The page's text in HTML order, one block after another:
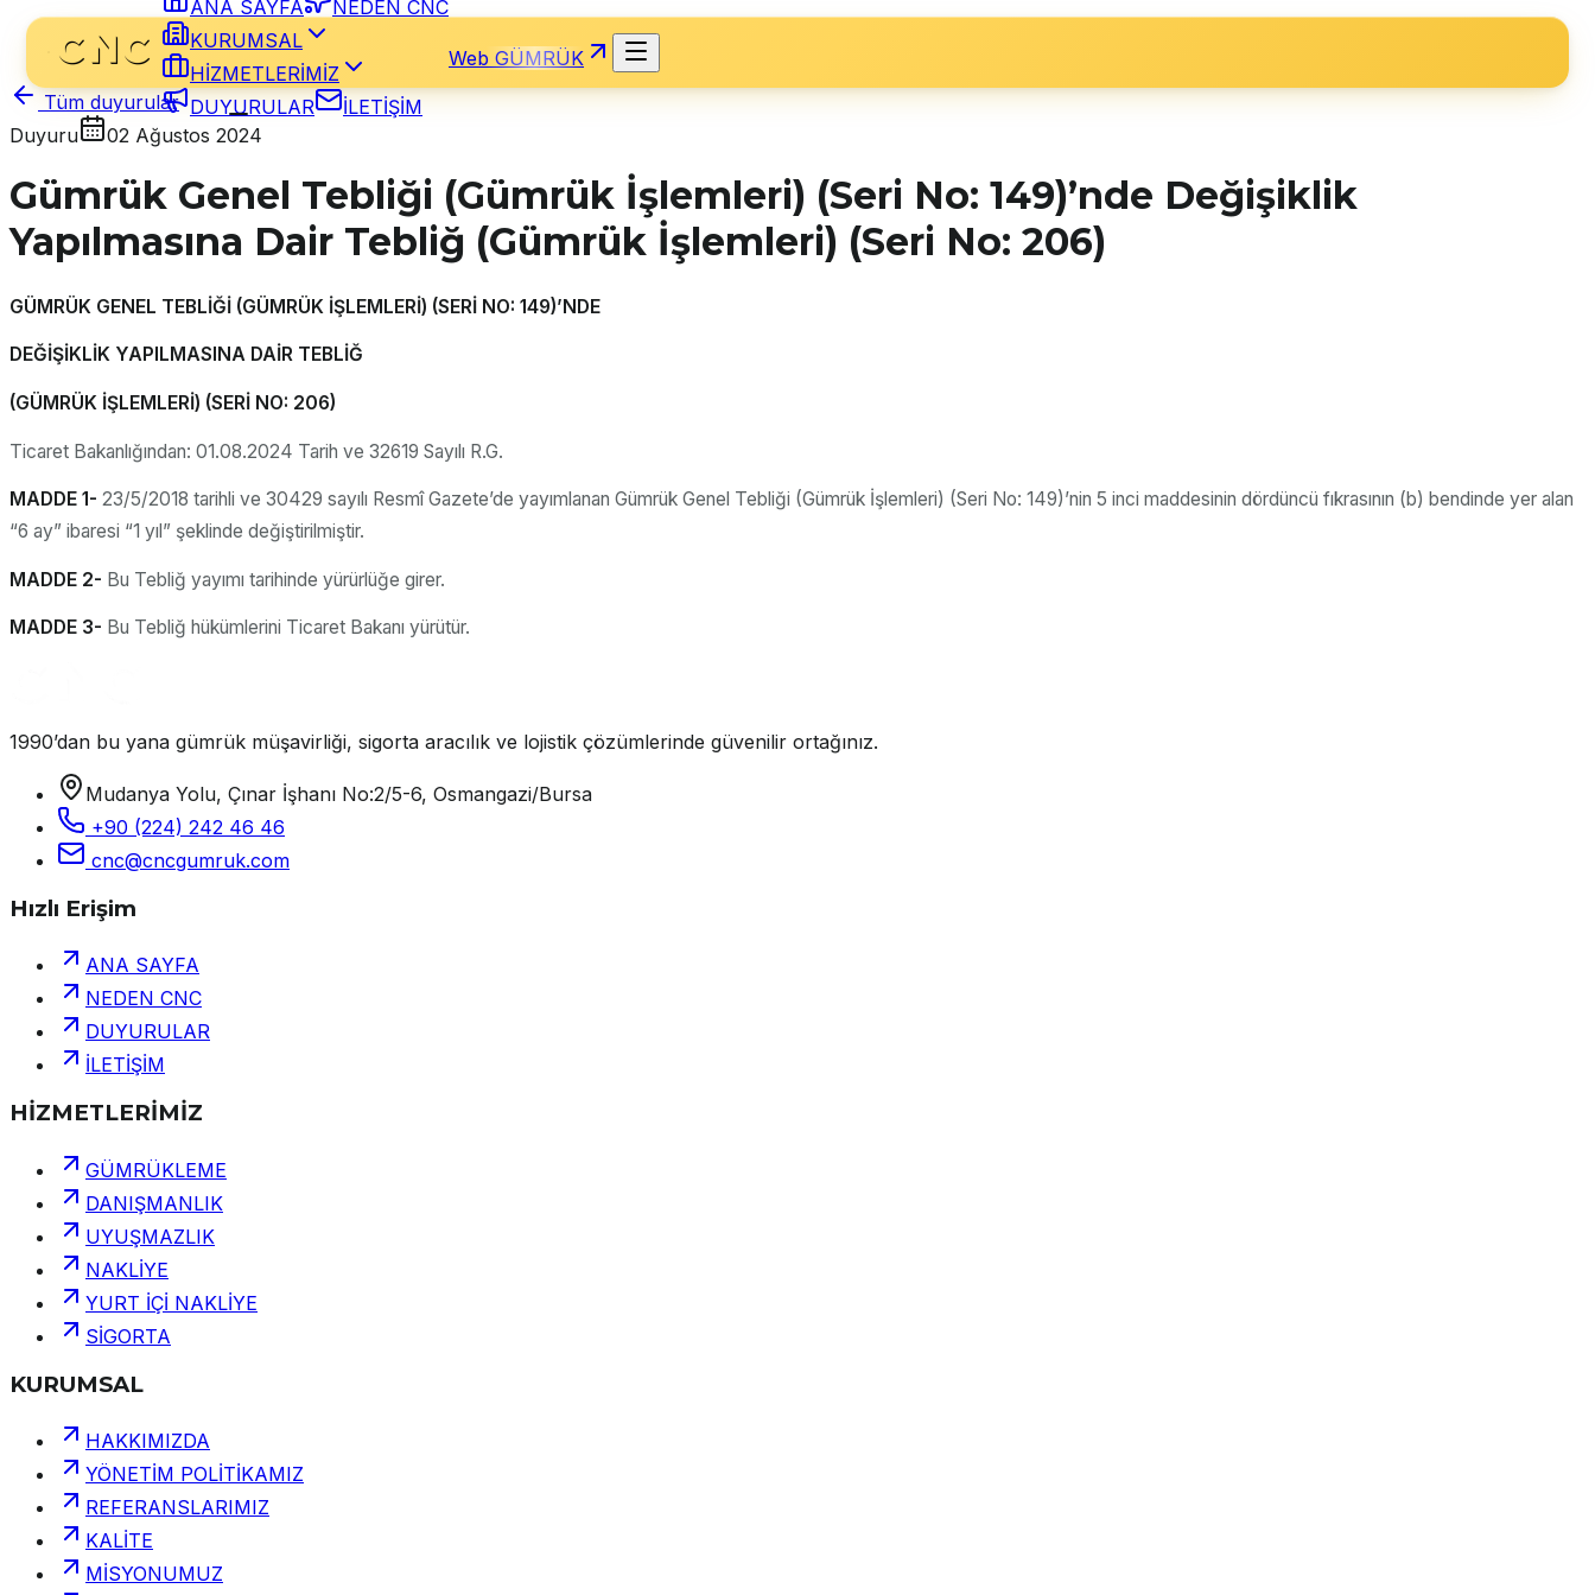
ANA SAYFA
NEDEN CNC
KURUMSAL
HİZMETLERİMİZ
DUYURULAR
İLETİŞİM
Web GÜMRÜK
Tüm duyurular
Duyuru
02 Ağustos 2024
Gümrük Genel Tebliği (Gümrük İşlemleri) (Seri No: 149)’nde Değişiklik
Yapılmasına Dair Tebliğ (Gümrük İşlemleri) (Seri No: 206)
GÜMRÜK GENEL TEBLİĞİ (GÜMRÜK İŞLEMLERİ) (SERİ NO: 149)’NDE
DEĞİŞİKLİK YAPILMASINA DAİR TEBLİĞ
(GÜMRÜK İŞLEMLERİ) (SERİ NO: 206)
Ticaret Bakanlığından: 01.08.2024 Tarih ve 32619 Sayılı R.G.
MADDE 1- 23/5/2018 tarihli ve 30429 sayılı Resmî Gazete’de yayımlanan Gümrük Genel Tebliği (Gümrük İşlemleri) (Seri No: 149)’nin 5 inci maddesinin dördüncü fıkrasının (b) bendinde yer alan
“6 ay” ibaresi “1 yıl” şeklinde değiştirilmiştir.
MADDE 2- Bu Tebliğ yayımı tarihinde yürürlüğe girer.
MADDE 3- Bu Tebliğ hükümlerini Ticaret Bakanı yürütür.
1990’dan bu yana gümrük müşavirliği, sigorta aracılık ve lojistik çözümlerinde güvenilir ortağınız.
Mudanya Yolu, Çınar İşhanı No:2/5-6, Osmangazi/Bursa
+90 (224) 242 46 46
cnc@cncgumruk.com
Hızlı Erişim
ANA SAYFA
NEDEN CNC
DUYURULAR
İLETİŞİM
HİZMETLERİMİZ
GÜMRÜKLEME
DANIŞMANLIK
UYUŞMAZLIK
NAKLİYE
YURT İÇİ NAKLİYE
SİGORTA
KURUMSAL
HAKKIMIZDA
YÖNETİM POLİTİKAMIZ
REFERANSLARIMIZ
KALİTE
MİSYONUMUZ